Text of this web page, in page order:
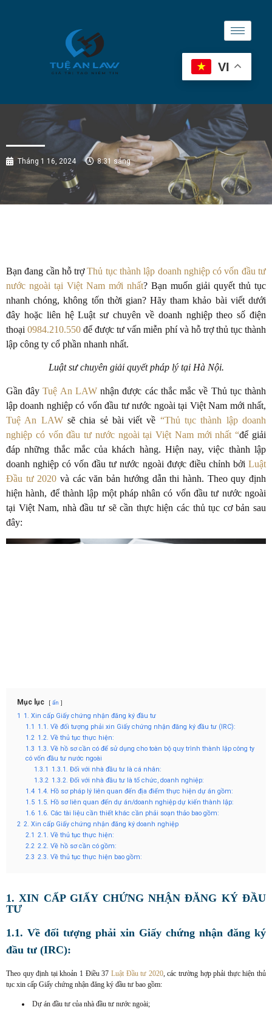
VI
Tháng 1 16, 2024 8:31 sáng
Bạn đang cần hỗ trợThủ tục thành lập doanh nghiệp có vốn đầu tư
nước ngoài tại Việt Nam mới nhất? Bạn muốn giải quyết thủ tục
nhanh chóng, không tốn thời gian? Hãy tham khảo bài viết dưới
đây hoặc liên hệ Luật sư chuyên về doanh nghiệp theo số điện
thoại0984.210.550 để được tư vấn miễn phí và hỗ trợ thủ tục thành
lập công ty cổ phần nhanh nhất.
Luật sư chuyên giải quyết pháp lý tại Hà Nội.
Gần đâyTuệ An LAWnhận được các thắc mắc về Thủ tục thành
lập doanh nghiệp có vốn đầu tư nước ngoài tại Việt Nam mới nhất,
Tuệ An LAW sẽ chia sẻ bài viết về “Thủ tục thành lập doanh
nghiệp có vốn đầu tư nước ngoài tại Việt Nam mới nhất “để giải
đáp những thắc mắc của khách hàng. Hiện nay, việc thành lập
doanh nghiệp có vốn đầu tư nước ngoài được điều chỉnh bởi Luật
Đầu tư 2020 và các văn bản hướng dẫn thi hành. Theo quy định
hiện hành, để thành lập một pháp nhân có vốn đầu tư nước ngoài
tại Việt Nam, nhà đầu tư sẽ cần thực hiện các thủ tục cơ bản sau
đây:
Mục lục ẩn
1
1. Xin cấp Giấy chứng nhận đăng ký đầu tư
1.1
1.1. Về đối tượng phải xin Giấy chứng nhận đăng ký đầu tư (IRC):
1.2 1.2. Về thủ tục thực hiện:
1.3 1.3. Về hồ sơ cần có để sử dụng cho toàn bộ quy trình thành lập công ty
có vốn đầu tư nước ngoài
1.3.1
1.3.1. Đối với nhà đầu tư là cá nhân:
1.3.2 1.3.2. Đối với nhà đầu tư là tổ chức, doanh nghiệp:
1.4 1.4. Hồ sơ pháp lý liên quan đến địa điểm thực hiện dự án gồm:
1.5 1.5. Hồ sơ liên quan đến dự án/doanh nghiệp dự kiến thành lập:
1.6 1.6. Các tài liệu cần thiết khác cần phải soạn thảo bao gồm:
2 2. Xin cấp Giấy chứng nhận đăng ký doanh nghiệp
2.1 2.1. Về thủ tục thực hiện:
2.2 2.2. Về hồ sơ cần có gồm:
2.3 2.3. Về thủ tục thực hiện bao gồm:
1. XIN CẤP GIẤY CHỨNG NHẬN ĐĂNG KÝ ĐẦU
TƯ
1.1. Về đối tượng phải xin Giấy chứng nhận đăng ký
đầu tư (IRC):
Theo quy định tại khoản 1 Điều 37 Luật Đầu tư 2020, các trường hợp phải thực hiện thủ
tục xin cấp Giấy chứng nhận đăng ký đầu tư bao gồm:
Dự án đầu tư của nhà đầu tư nước ngoài;